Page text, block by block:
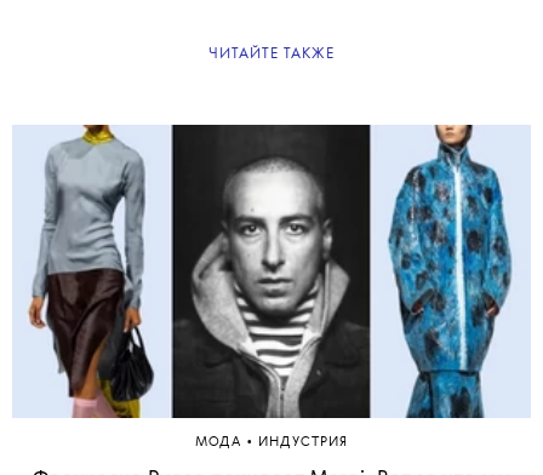
ЧИТАЙТЕ ТАКЖЕ
МОДА • ИНДУСТРИЯ